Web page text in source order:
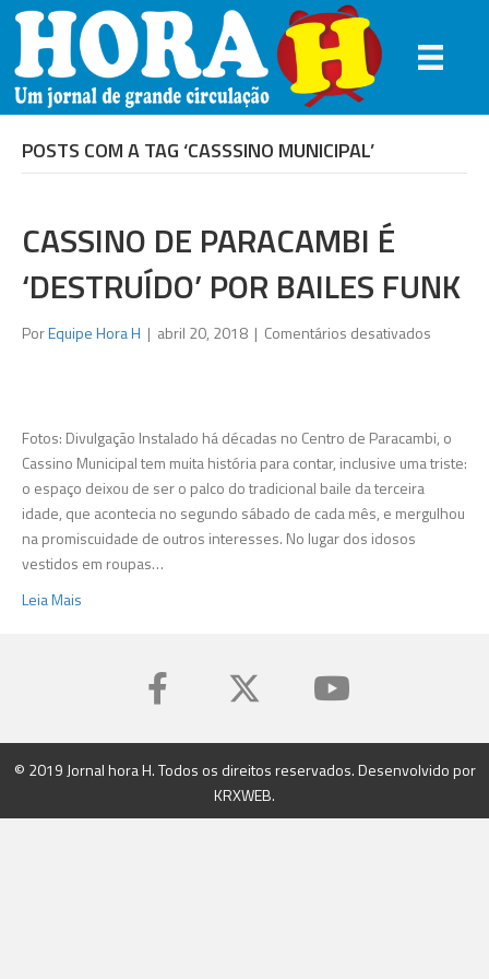
POSTS COM A TAG ‘CASSSINO MUNICIPAL’
CASSINO DE PARACAMBI É
‘DESTRUÍDO’ POR BAILES FUNK
PorEquipe Hora H | abril 20, 2018 | Comentários desativados
é
bailes
Fotos: Divulgação Instalado há décadas no Centro de Paracambi, o
Cassino Municipal tem muita história para contar, inclusive uma triste:
o espaço deixou de ser o palco do tradicional baile da terceira
idade, que acontecia no segundo sábado de cada mês, e mergulhou
na promiscuidade de outros interesses. No lugar dos idosos
vestidos em roupas…
Leia Mais
© 2019 Jornal hora H. Todos os direitos reservados. Desenvolvido por
KRXWEB.